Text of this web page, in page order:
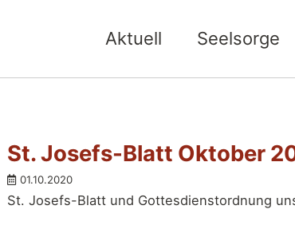
Aktuell Seelsorge
St. Josefs-Blatt Oktober
01.10.2020
St. Josefs-Blatt und Gottesdienstordnung